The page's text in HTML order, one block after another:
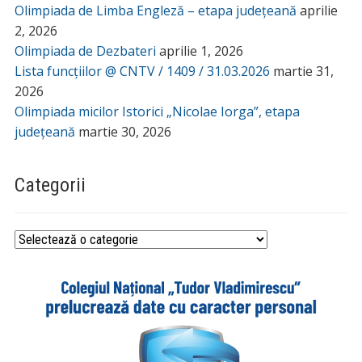
Olimpiada de Limba Engleză – etapa județeană aprilie
2, 2026
Olimpiada de Dezbateri aprilie 1, 2026
Lista funcțiilor @ CNTV / 1409 / 31.03.2026 martie 31,
2026
Olimpiada micilor Istorici „Nicolae Iorga”, etapa
județeană martie 30, 2026
Categorii
Categorii